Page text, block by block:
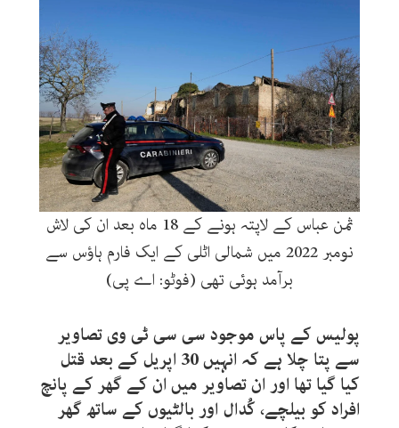
ثمن عباس کے لاپتہ ہونے کے 18 ماہ بعد ان کی لاش
نومبر 2022 میں شمالی اٹلی کے ایک فارم ہاؤس سے
برآمد ہوئی تھی (فوٹو: اے پی)
پولیس کے پاس موجود سی سی ٹی وی تصاویر
سے پتا چلا ہے کہ انہیں 30 اپریل کے بعد قتل
کیا گیا تھا اور ان تصاویر میں ان کے گھر کے پانچ
افراد کو بیلچے، کُدال اور بالٹیوں کے ساتھ گھر